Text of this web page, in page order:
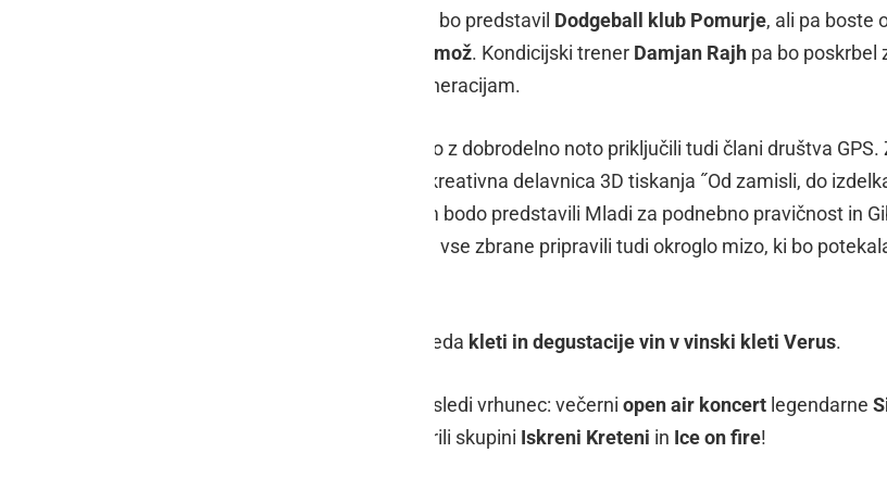
znani igri med dvema ognjema, ki jo bo predstavil Dodgeball klub Pomurje, ali pa boste
trening s Klubom borilnih veščin Ormož. Kondicijski trener Damjan Rajh pa bo poskrbel
prostem, ki bo namenjena vsem generacijam.
Na dnevnem dogajanju se nam bodo z dobrodelno noto priključili tudi člani društva GPS.
ustvarjanja pa bo od 11. ure naprej kreativna delavnica 3D tiskanja ˝Od zamisli, do
. Na stojnicah se nam bodo predstavili Mladi za podnebno pravičnost in
in slovenske reke. Ob 13.30 bodo za vse zbrane pripravili tudi okroglo mizo, ki bo
Ob 16. uri se bo možno udeležiti ogleda kleti in degustacije vin v vinski kleti Verus.
Po celodnevnem dogajanju končno sledi vrhunec: večerni open air koncert legendarne
nastop pa bosta še dodatno popestrili skupini Iskreni Kreteni in Ice on fire!